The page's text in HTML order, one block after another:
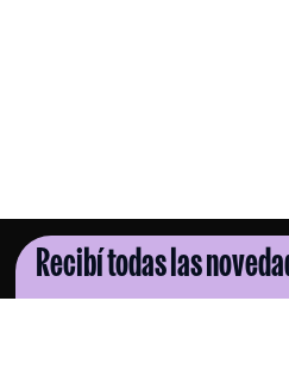
Recibí todas las